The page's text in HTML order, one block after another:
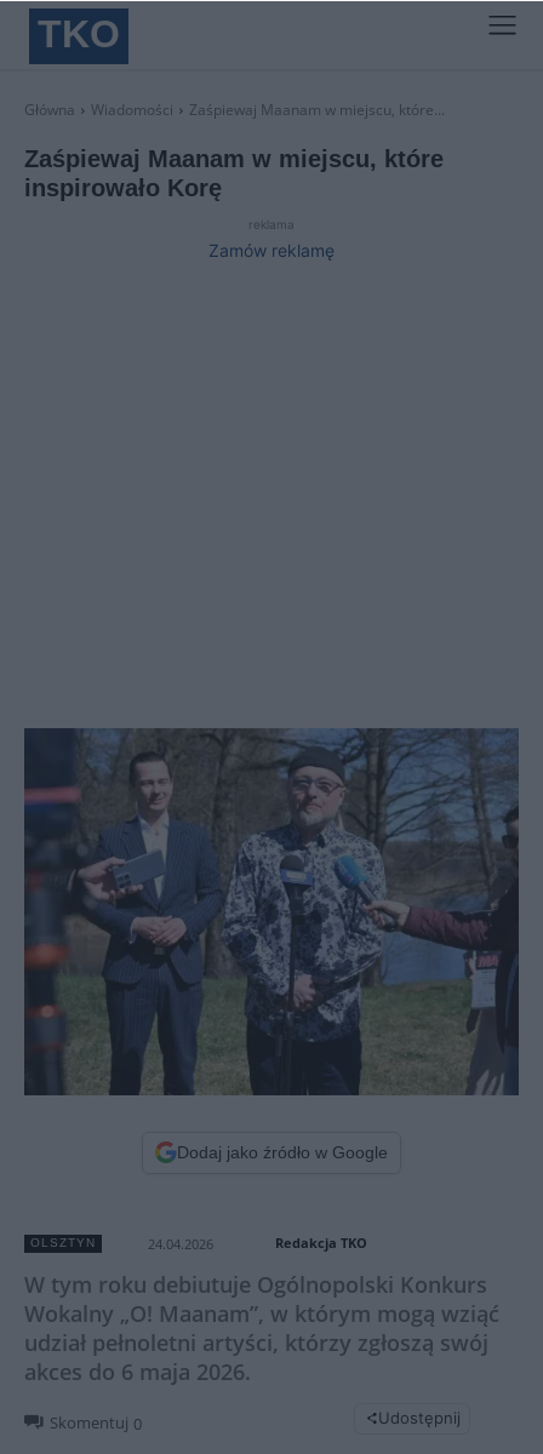
TKO
Główna Wiadomości Zaśpiewaj Maanam w miejscu, które...
Zaśpiewaj Maanam w miejscu, które
inspirowało Korę
reklama
Zamów reklamę
Dodaj jako źródło w Google
OLSZTYN 24.04.2026 Redakcja TKO
W tym roku debiutuje Ogólnopolski Konkurs
Wokalny „O! Maanam”, w którym mogą wziąć
udział pełnoletni artyści, którzy zgłoszą swój
akces do 6 maja 2026.
Skomentuj 0 Udostępnij